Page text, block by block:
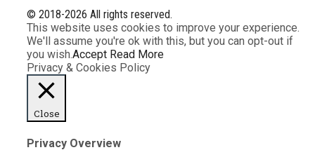
© 2018-2026 All rights reserved.
This website uses cookies to improve your experience.
We'll assume you're ok with this, but you can opt-out if
you wish.Accept Read More
Privacy & Cookies Policy
Close
Privacy Overview